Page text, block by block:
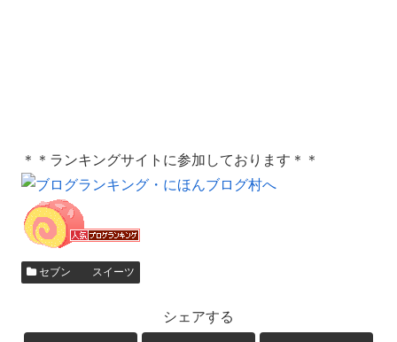
＊＊ランキングサイトに参加しております＊＊
セブン スイーツ
シェアする